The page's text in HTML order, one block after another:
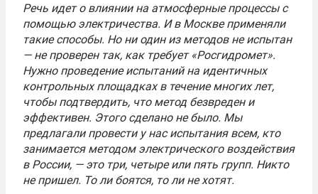
Речь идет о влиянии на атмосферные процессы с
помощью электричества. И в Москве применяли
такие способы. Но ни один из методов не испытан
— не проверен так, как требует «Росгидромет».
Нужно проведение испытаний на идентичных
контрольных площадках в течение многих лет,
чтобы подтвердить, что метод безвреден и
эффективен. Этого сделано не было. Мы
предлагали провести у нас испытания всем, кто
занимается методом электрического воздействия
в России, — это три, четыре или пять групп. Никто
не пришел. То ли боятся, то ли не хотят.